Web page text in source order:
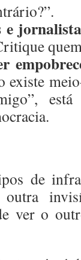
e
existe
de
ver o